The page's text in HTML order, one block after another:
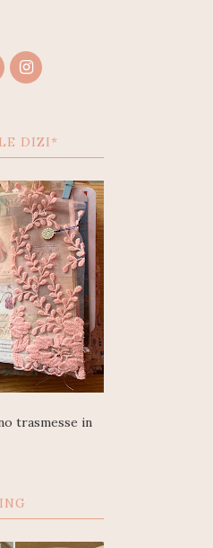
DIZI*
trasmesse in